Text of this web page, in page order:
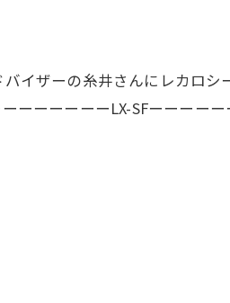
イザーの糸井さんにレカロシ
ーーーーーーLX-SFーーーー